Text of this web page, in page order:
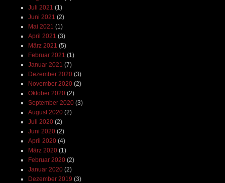
Juli 2021 (1)
Juni 2021 (2)
Mai 2021 (1)
April 2021 (3)
März 2021 (5)
Februar 2021 (1)
Januar 2021 (7)
Dezember 2020(3)
November 2020(2)
Oktober 2020(2)
September 2020(3)
August 2020(2)
Juli 2020(2)
Juni 2020(2)
April 2020(4)
März 2020(1)
Februar 2020(2)
Januar 2020(2)
Dezember 2019 (3)